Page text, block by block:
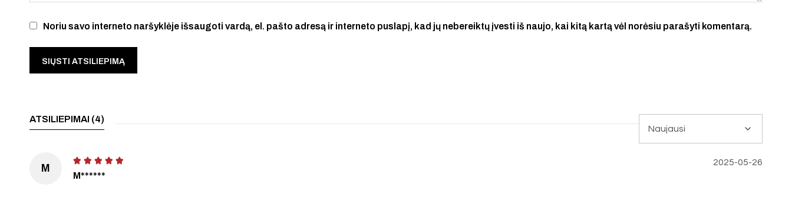
Noriu savo interneto naršyklėje išsaugoti vardą, el. pašto adresą ir interneto puslapį, kad jų nebereiktų įvesti iš naujo, kai kitą kartą vėl norėsiu parašyti komentarą.
ATSILIEPIMAI (4)
M
M******
2025-05-26